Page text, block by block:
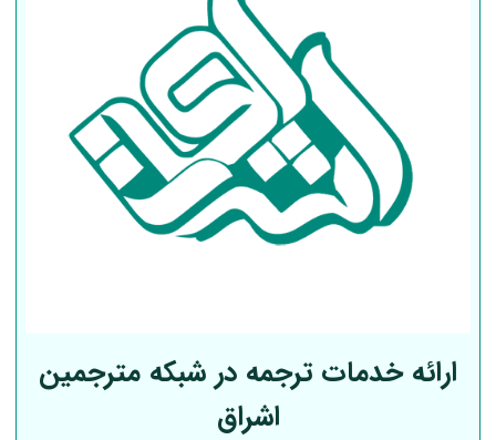
ارائه خدمات ترجمه در شبکه مترجمین
اشراق